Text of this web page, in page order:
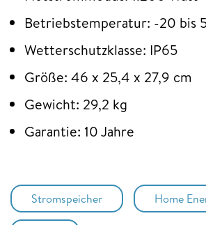
Betriebstemperatur: -20 bis
Wetterschutzklasse: IP65
Größe: 46 x 25,4 x 27,9 cm
Gewicht: 29,2 kg
Garantie: 10 Jahre
Stromspeicher Home